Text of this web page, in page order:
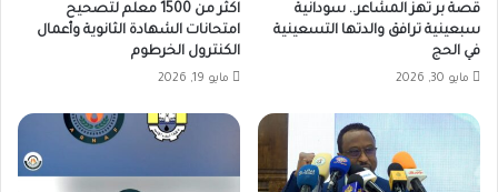
قصة بر تهز المشاعر.. سودانية
سبعينية ترافق والدتها التسعينية
في الحج
مايو 30, 2026
اكثر من 1500 معلم لتصحيح
امتحانات الشهادة الثانوية وأعمال
الكنترول الخرطوم
مايو 19, 2026